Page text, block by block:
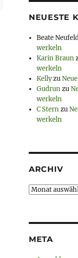
NEUESTE
Beate
werkeln
Karin Braun
werkeln
Kellyzu
Gudrunzu
werkeln
C Sternzu
werkeln
ARCHIV
Archiv
META